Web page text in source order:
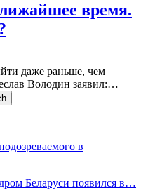
время.
даже раньше, чем
Володин заявил:…
в
Беларуси появился в…